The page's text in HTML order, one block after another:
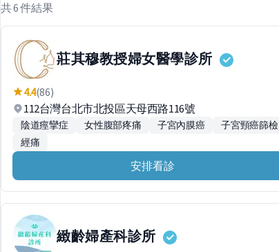
共 6 件結果
莊其穆教授婦女醫學診所
4.4(86)
112台灣台北市北投區天母西路116號
陰道痙攣症 女性腹部疼痛 子宮內膜癌
子宮頸癌篩檢
經痛
安排看診
緻齡婦產科診所